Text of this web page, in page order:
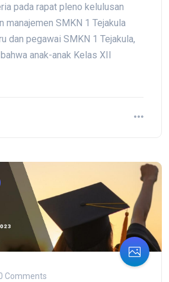
pada rapat pleno kelulusan
manajemen SMKN 1 Tejakula
dan pegawai SMKN 1 Tejakula,
anak-anak Kelas XII
Comments